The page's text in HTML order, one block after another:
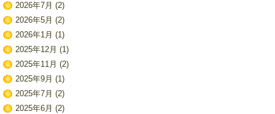
2026年7月 (2)
2026年5月 (2)
2026年1月 (1)
2025年12月 (1)
2025年11月 (2)
2025年9月 (1)
2025年7月 (2)
2025年6月 (2)